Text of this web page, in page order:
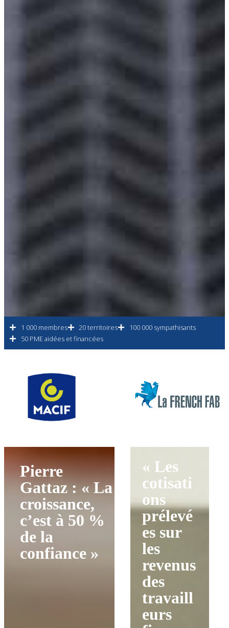
1 000 membres 20 territoires
100 000 sympathisants
50 PME aidées et financées
Pierre
Gattaz : « La
croissance,
c’est à 50 %
de la
confiance »
« Les
cotisati
ons
prélevé
es sur
les
revenus
des
travaill
eurs